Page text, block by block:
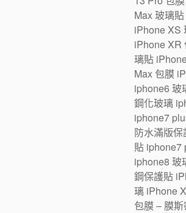
Max 玻璃
iPhone XS
iPhone XR
璃貼
Max 包膜
iphone6 玻
鋼化玻璃
iphone7
防水滿版
貼 iphone7
iphone8 玻
鋼保護貼
璃 iPhone
包膜 – 膜